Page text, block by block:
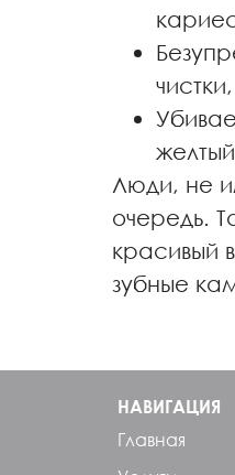
Люди, не
очередь.
красивый
зубные
НАВИГАЦИЯ
Главная